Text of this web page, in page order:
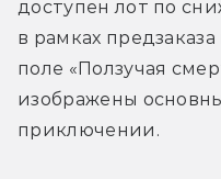
доступен лот по
в рамках
поле «Ползучая
изображены
приключении.